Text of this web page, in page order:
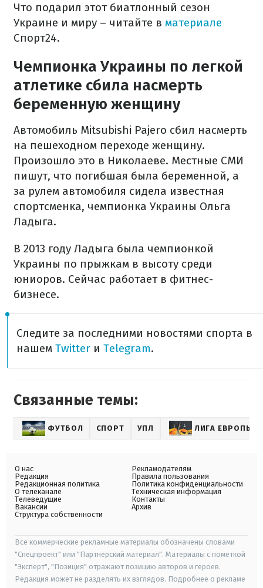
Что подарил этот биатлонный сезон
Украине и миру – читайте в материале
Спорт24.
Чемпионка Украины по легкой
атлетике сбила насмерть
беременную женщину
Автомобиль Mitsubishi Pajero сбил насмерть
на пешеходном переходе женщину.
Произошло это в Николаеве. Местные СМИ
пишут, что погибшая была беременной, а
за рулем автомобиля сидела известная
спортсменка, чемпионка Украины Ольга
Ладыга.
В 2013 году Ладыга была чемпионкой
Украины по прыжкам в высоту среди
юниоров. Сейчас работает в фитнес-
бизнесе.
Следите за последними новостями спорта в
нашем Twitter и Telegram.
Связанные темы:
ФУТБОЛ СПОРТ УПЛ ЛИГА ЕВРОПЫ
О нас
Редакция
Редакционная политика
О телеканале
Телеведущие
Вакансии
Структура собственности
Рекламодателям
Правила пользования
Политика конфиденциальности
Техническая информация
Контакты
Архив
Все коммерческие рекламные материалы обозначены словами
"Спецпроект" или "Партнерский материал". Материалы с пометкой
"Эксперт", "Позиция" отражают позицию авторов и героев.
Редакция может не разделять их взглядов. Подробнее о рекламе